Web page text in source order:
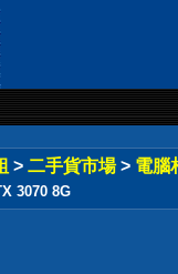
> 二手貨市場 > 電腦
3070 8G